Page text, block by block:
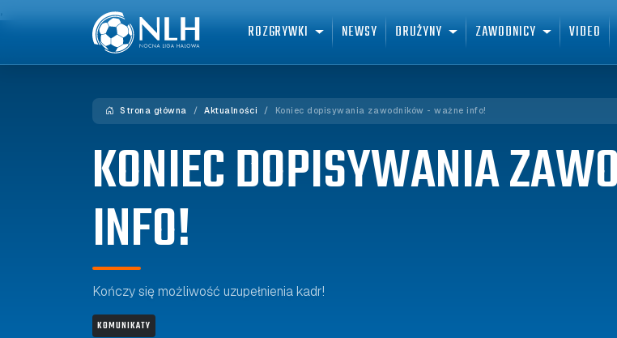
ROZGRYWKI NEWSY DRUŻYNY ZAWODNICY VIDEO
,
Strona główna Aktualności Koniec dopisywania zawodników - ważne info!
KONIEC DOPISYWANIA
INFO!
Kończy się możliwość uzupełnienia kadr!
KOMUNIKATY